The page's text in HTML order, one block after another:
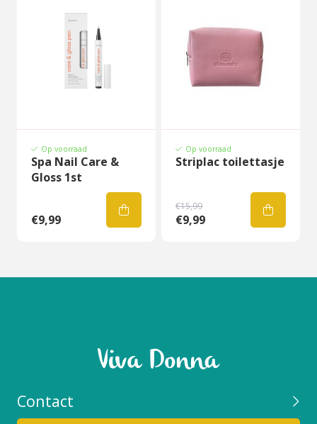
Op voorraad
Spa Nail Care &
Gloss 1st
€9,99
Op voorraad
Striplac toilettasje
€15,99
€9,99
Contact